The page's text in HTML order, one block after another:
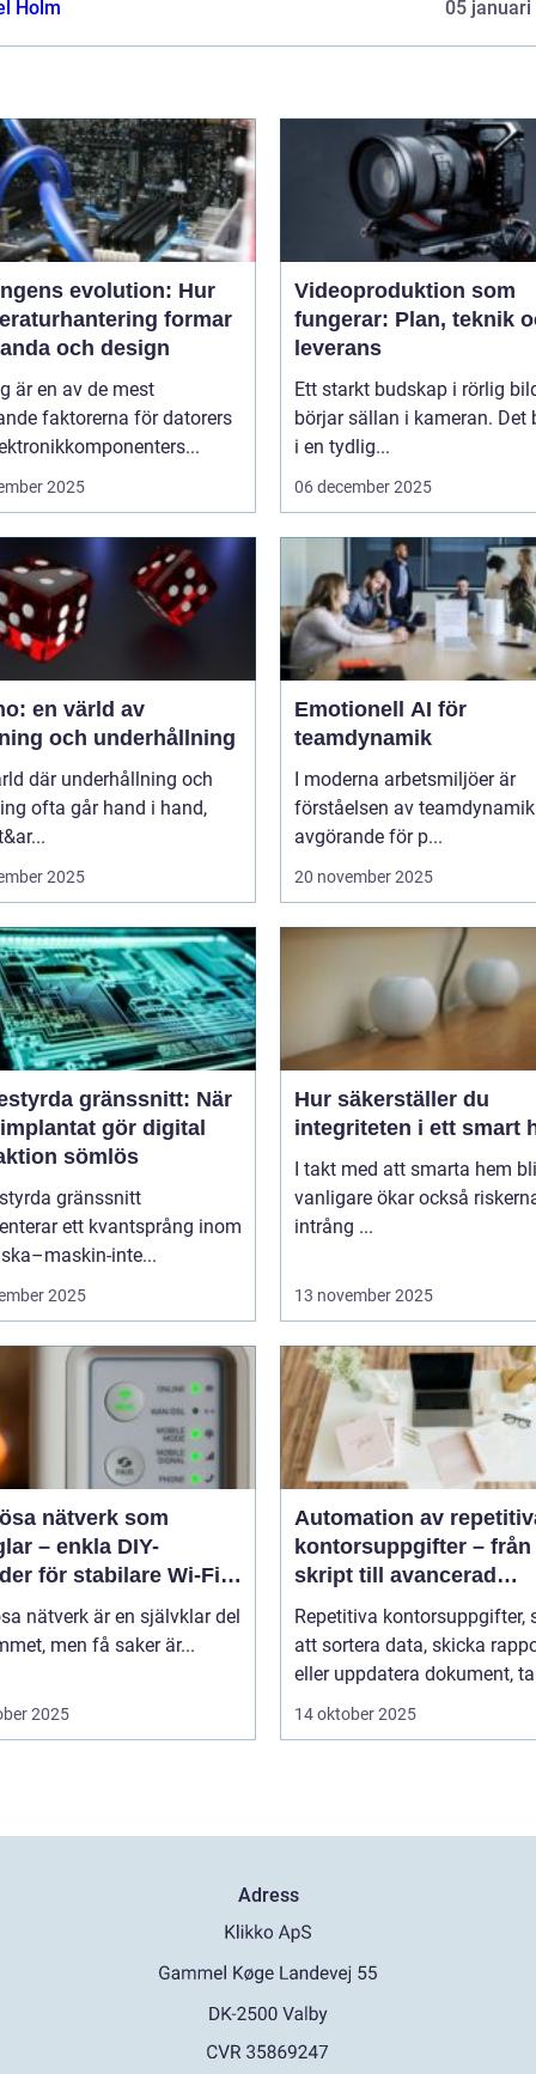
Holm 05 januari
evolution: Hur
formar
och design
är en av de mest
faktorerna för datorers
2025
Videoproduktion som
fungerar: Plan, teknik
leverans
Ett starkt budskap i rörlig
börjar sällan i kameran. Det
i en tydlig...
06 december 2025
en värld av
och underhållning
där underhållning och
ofta går hand i hand,
2025
Emotionell AI för
teamdynamik
I moderna arbetsmiljöer är
förståelsen av teamdynamik
avgörande för p...
20 november 2025
gränssnitt: När
gör digital
sömlös
gränssnitt
ett kvantsprång inom
inte...
2025
Hur säkerställer du
integriteten i ett smart
I takt med att smarta hem
vanligare ökar också
intrång ...
13 november 2025
nätverk som
– enkla DIY-
för stabilare Wi-Fi i
nätverk är en självklar del
men få saker är...
2025
Automation av
kontorsuppgifter – från
skript till avancerad
programvara
Repetitiva kontorsuppgifter,
att sortera data, skicka
eller uppdatera dokument,
14 oktober 2025
Adress